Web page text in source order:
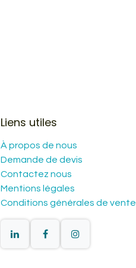
Liens utiles
À propos de nous
Demande de devis
Contactez nous
Mentions légales
Conditions générales de vente